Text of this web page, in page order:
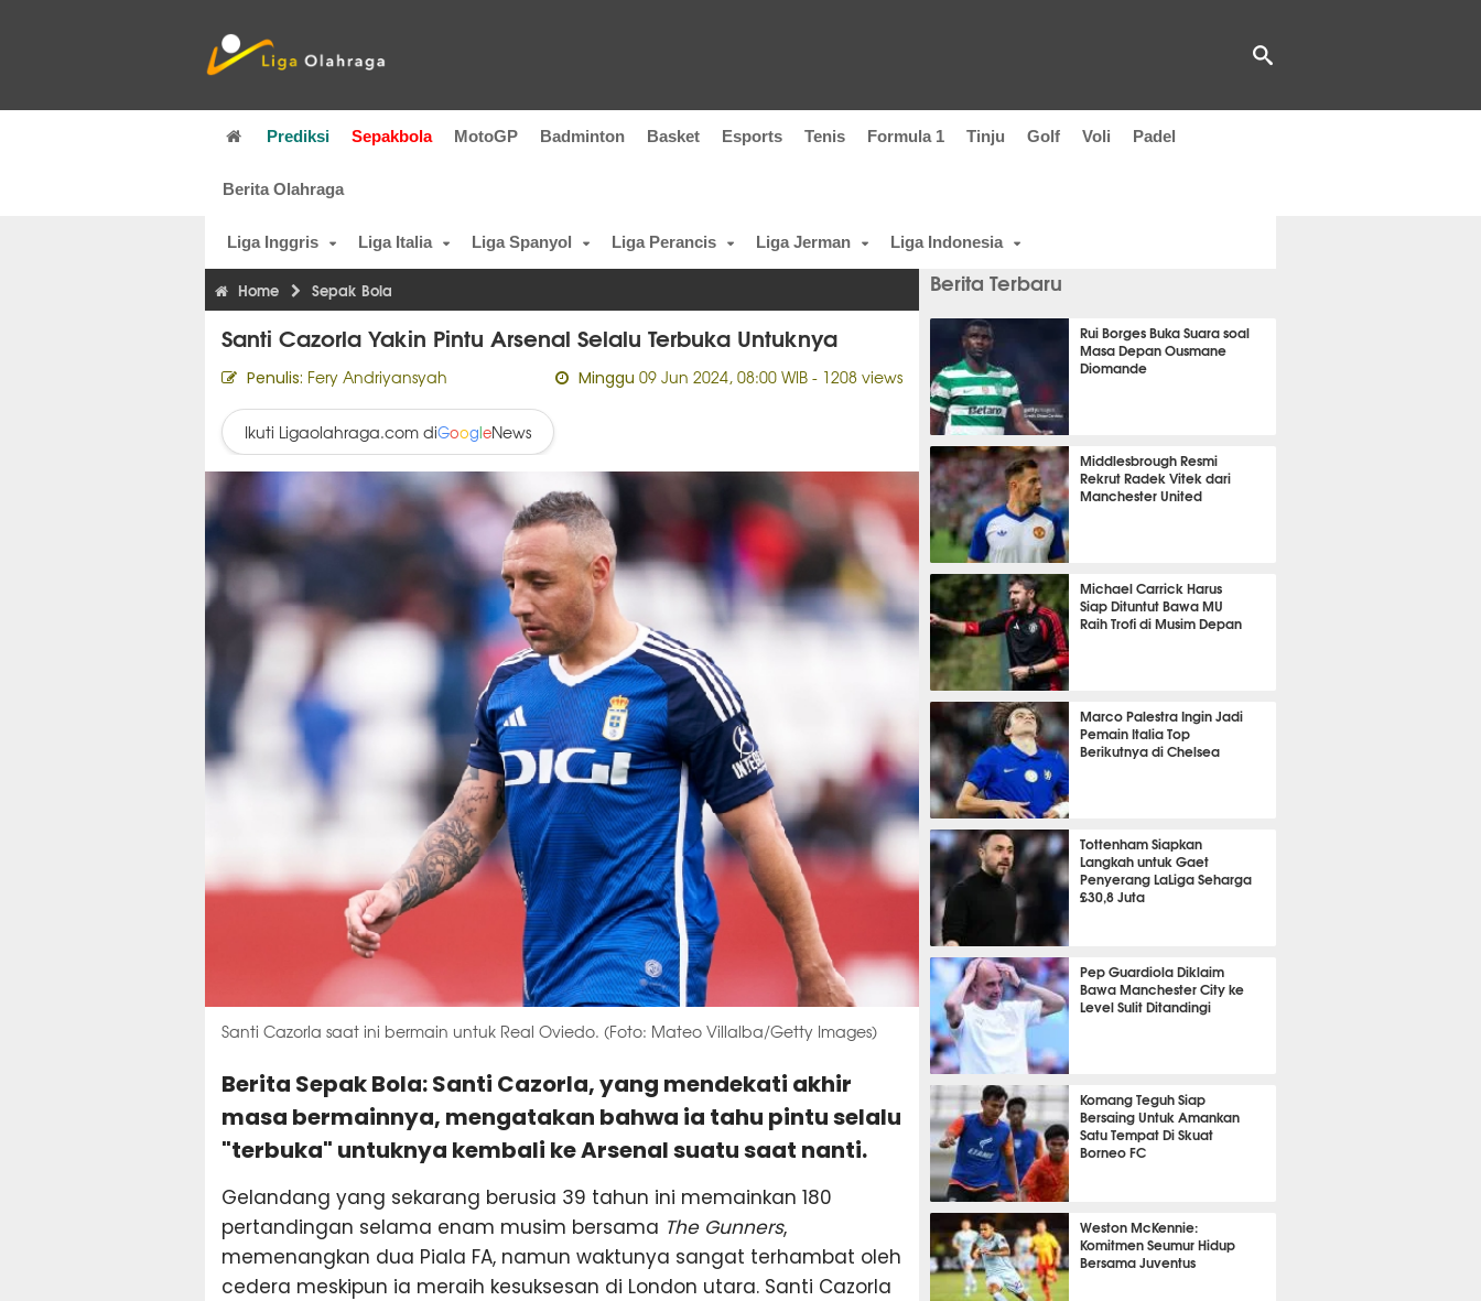
Prediksi Sepakbola MotoGP Badminton Basket Esports Tenis Formula 1 Tinju Golf Voli Padel
Berita Olahraga
Liga Inggris Liga Italia Liga Spanyol Liga Perancis Liga Jerman Liga Indonesia
Home Sepak Bola
Santi Cazorla Yakin Pintu Arsenal Selalu Terbuka Untuknya
Penulis: Fery Andriyansyah Minggu 09 Jun 2024, 08:00 WIB- 1208 views
Ikuti Ligaolahraga.com diGoogleNews
Santi Cazorla saat ini bermain untuk Real Oviedo. (Foto: Mateo Villalba/Getty Images)
Berita Sepak Bola: Santi Cazorla, yang mendekati akhir
masa bermainnya, mengatakan bahwa ia tahu pintu selalu
"terbuka" untuknya kembali ke Arsenal suatu saat nanti.
Gelandang yang sekarang berusia 39 tahun ini memainkan 180
pertandingan selama enam musim bersama The Gunners,
memenangkan dua Piala FA, namun waktunya sangat terhambat oleh
cedera meskipun ia meraih kesuksesan di London utara. Santi Cazorla
Berita Terbaru
Rui Borges Buka Suara soal
Masa Depan Ousmane
Diomande
2 menit 15 detik lalu
Middlesbrough Resmi
Rekrut Radek Vitek dari
Manchester United
5 menit 22 detik lalu
Michael Carrick Harus
Siap Dituntut Bawa MU
Raih Trofi di Musim Depan
8 menit lalu
Marco Palestra Ingin Jadi
Pemain Italia Top
Berikutnya di Chelsea
20 menit 33 detik lalu
Tottenham Siapkan
Langkah untuk Gaet
Penyerang LaLiga Seharga
£30,8 Juta
26 menit 6 detik lalu
Pep Guardiola Diklaim
Bawa Manchester City ke
Level Sulit Ditandingi
26 menit 26 detik lalu
Komang Teguh Siap
Bersaing Untuk Amankan
Satu Tempat Di Skuat
Borneo FC
32 menit 5 detik lalu
Weston McKennie:
Komitmen Seumur Hidup
Bersama Juventus